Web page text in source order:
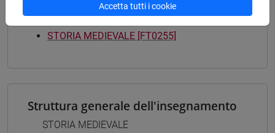
Mutua da
STORIA MEDIEVALE [FT0255]
Struttura generale dell'insegnamento
STORIA MEDIEVALE
Accetta tutti i cookie